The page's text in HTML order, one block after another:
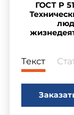
ГОСТ Р
Текст